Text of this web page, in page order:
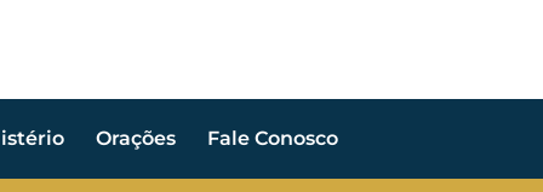
Orações Fale Conosco